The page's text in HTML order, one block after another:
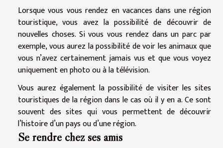
Lorsque vous vous rendez en vacances dans une région
touristique, vous avez la possibilité de découvrir de
nouvelles choses. Si vous vous rendez dans un parc par
exemple, vous aurez la possibilité de voir les animaux que
vous n’avez certainement jamais vus et que vous voyez
uniquement en photo ou à la télévision.
Vous aurez également la possibilité de visiter les sites
touristiques de la région dans le cas où il y en a. Ce sont
souvent des sites qui vous permettent de découvrir
l’histoire d’un pays ou d’une région.
Se rendre chez ses amis